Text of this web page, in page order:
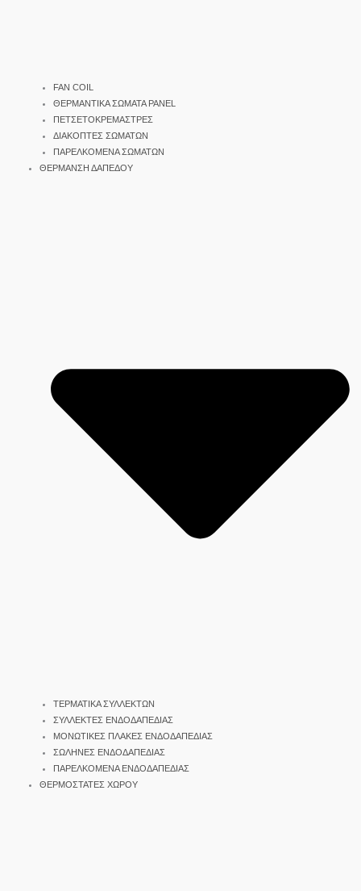
FAN COIL
ΘΕΡΜΑΝΤΙΚΑ ΣΩΜΑΤΑ PANEL
ΠΕΤΣΕΤΟΚΡΕΜΑΣΤΡΕΣ
ΔΙΑΚΟΠΤΕΣ ΣΩΜΑΤΩΝ
ΠΑΡΕΛΚΟΜΕΝΑ ΣΩΜΑΤΩΝ
ΘΕΡΜΑΝΣΗ ΔΑΠΕΔΟΥ
ΤΕΡΜΑΤΙΚΑ ΣΥΛΛΕΚΤΩΝ
ΣΥΛΛΕΚΤΕΣ ΕΝΔΟΔΑΠΕΔΙΑΣ
ΜΟΝΩΤΙΚΕΣ ΠΛΑΚΕΣ ΕΝΔΟΔΑΠΕΔΙΑΣ
ΣΩΛΗΝΕΣ ΕΝΔΟΔΑΠΕΔΙΑΣ
ΠΑΡΕΛΚΟΜΕΝΑ ΕΝΔΟΔΑΠΕΔΙΑΣ
ΘΕΡΜΟΣΤΑΤΕΣ ΧΩΡΟΥ